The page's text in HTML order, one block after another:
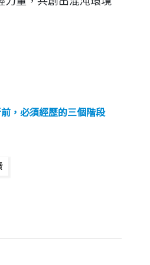
，必須經歷的三個階段